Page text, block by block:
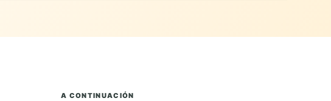
A CONTINUACIÓN